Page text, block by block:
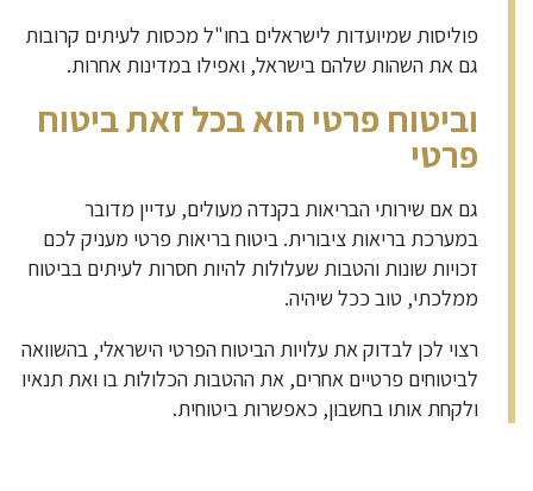
פוליסות שמיועדות לישראלים בחו"ל מכסות לעיתים קרובות
גם את השהות שלהם בישראל, ואפילו במדינות אחרות.
וביטוח פרטי הוא בכל זאת ביטוח
פרטי
גם אם שירותי הבריאות בקנדה מעולים, עדיין מדובר
במערכת בריאות ציבורית. ביטוח בריאות פרטי מעניק לכם
זכויות שונות והטבות שעלולות להיות חסרות לעיתים בביטוח
ממלכתי, טוב ככל שיהיה.
רצוי לכן לבדוק את עלויות הביטוח הפרטי הישראלי, בהשוואה
לביטוחים פרטיים אחרים, את ההטבות הכלולות בו ואת תנאיו
ולקחת אותו בחשבון, כאפשרות ביטוחית.